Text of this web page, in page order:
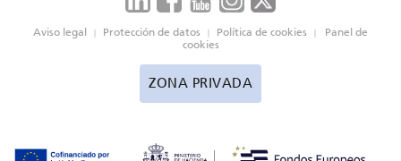
Aviso legal | Protección de datos | Política de cookies | Panel de
cookies
ZONA PRIVADA